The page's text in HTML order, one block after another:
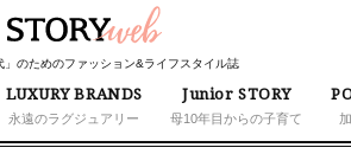
」のためのファッション&ライフスタイル誌
LUXURY BRANDS
永遠のラグジュアリー
Junior STORY
母10年目からの子育て